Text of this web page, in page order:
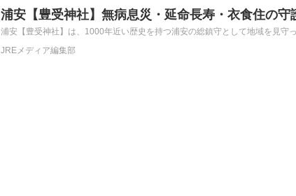
浦安【豊受神社】無病息災・延命長寿・衣食住の守
浦安【豊受神社】は、1000年近い歴史を持つ浦安の総鎮守として地域を見守
JREメディア編集部